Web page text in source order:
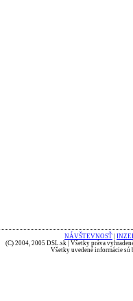
NÁVŠTEVNOSŤ
(C) 2004, 2005 DSL.sk | Všetky práva
Všetky uvedené informácie sú